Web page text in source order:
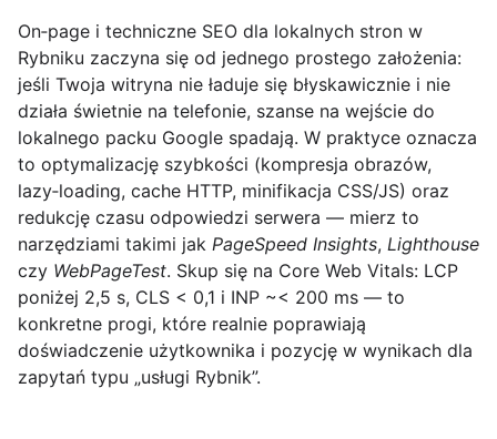
On‑page i techniczne SEO dla lokalnych stron w
Rybniku zaczyna się od jednego prostego założenia:
jeśli Twoja witryna nie ładuje się błyskawicznie i nie
działa świetnie na telefonie, szanse na wejście do
lokalnego packu Google spadają. W praktyce oznacza
to optymalizację szybkości (kompresja obrazów,
lazy‑loading, cache HTTP, minifikacja CSS/JS) oraz
redukcję czasu odpowiedzi serwera — mierz to
narzędziami takimi jak PageSpeed Insights, Lighthouse
czy WebPageTest. Skup się na Core Web Vitals: LCP
poniżej 2,5 s, CLS < 0,1 i INP ~< 200 ms — to
konkretne progi, które realnie poprawiają
doświadczenie użytkownika i pozycję w wynikach dla
zapytań typu „usługi Rybnik”.